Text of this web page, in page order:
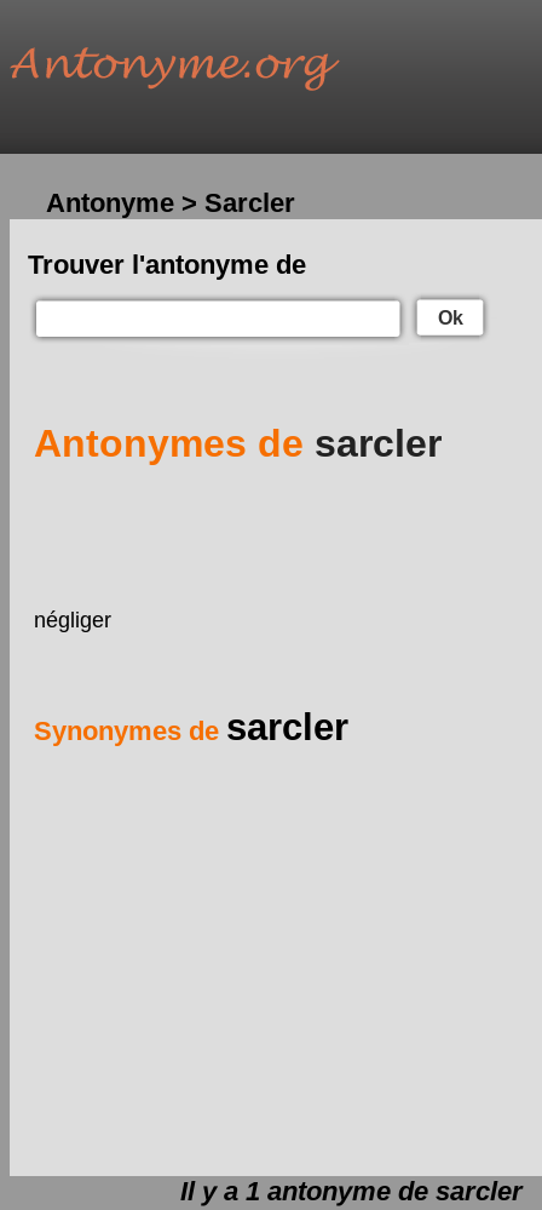
Antonyme > Sarcler
Trouver l'antonyme de
Ok
Antonymes de sarcler
négliger
Synonymes de sarcler
Il y a 1 antonyme de sarcler